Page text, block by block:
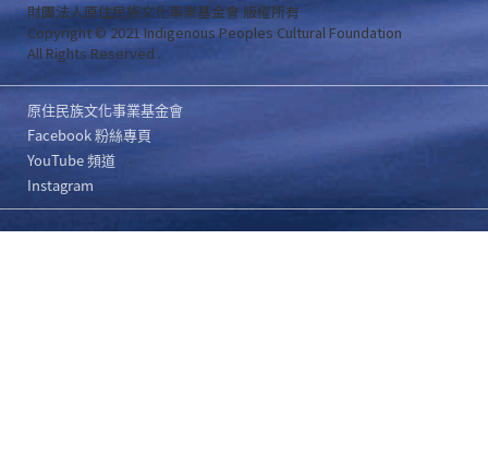
財團法人原住民族文化事業基金會 版權所有
Copyright © 2021 Indigenous Peoples Cultural Foundation
All Rights Reserved .
原住民族文化事業基金會
Facebook 粉絲專頁
YouTube 頻道
Instagram